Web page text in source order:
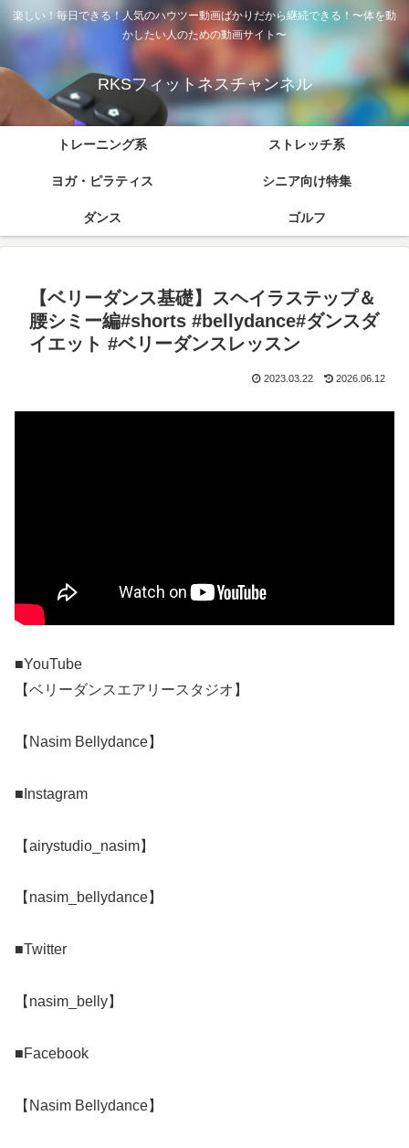
楽しい！毎日できる！人気のハウツー動画ばかりだから継続できる！〜体を動
かしたい人のための動画サイト〜
RKSフィットネスチャンネル
トレーニング系 ストレッチ系
ヨガ・ピラティス シニア向け特集
ダンス ゴルフ
【ベリーダンス基礎】スヘイラステップ＆
腰シミー編#shorts #bellydance#ダンスダ
イエット #ベリーダンスレッスン
2023.03.22 2026.06.12
■YouTube
【ベリーダンスエアリースタジオ】
【Nasim Bellydance】
■Instagram
【airystudio_nasim】
【nasim_bellydance】
■Twitter
【nasim_belly】
■Facebook
【Nasim Bellydance】